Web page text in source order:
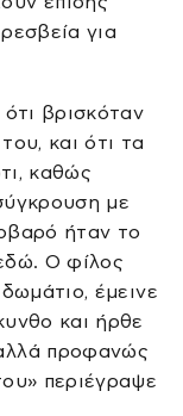
για
βρισκόταν
και ότι τα
καθώς
με
ήταν το
Ο φίλος
έμεινε
και ήρθε
προφανώς
περιέγραψε